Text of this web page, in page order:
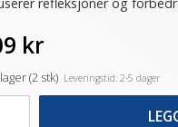
kr
(2 stk)Leveringstid: 2-5 dager